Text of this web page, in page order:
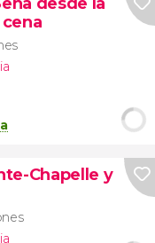
Chapelle y